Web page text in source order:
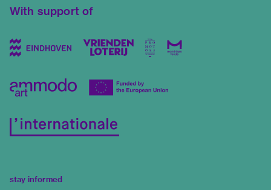
With support of
stay informed